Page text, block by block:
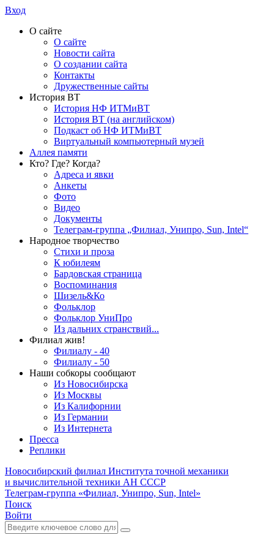
Вход
О сайте
О сайте
Новости сайта
О создании сайта
Контакты
Дружественные сайты
История ВТ
История НФ ИТМиВТ
История ВТ (на английском)
Подкаст об НФ ИТМиВТ
Виртуальный компьютерный музей
Аллея памяти
Кто? Где? Когда?
Адреса и явки
Анкеты
Фото
Видео
Документы
Телеграм-группа „Филиал, Унипро, Sun, Intel“
Народное творчество
Стихи и проза
К юбилеям
Бардовская страница
Воспоминания
Шизель&Ко
Фольклор
Фольклор УниПро
Из дальних странствий...
Филиал жив!
Филиалу - 40
Филиалу - 50
Наши собкоры сообщают
Из Новосибирска
Из Москвы
Из Калифорнии
Из Германии
Из Интернета
Пресса
Реплики
Новосибирский филиал Института точной механики
и вычислительной техники АН СССР
Телеграм-группа «Филиал, Унипро, Sun, Intel»
Поиск
Войти